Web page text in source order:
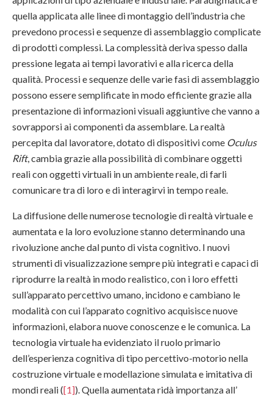
quella applicata alle linee di montaggio dell’industria che
prevedono processi e sequenze di assemblaggio complicate
di prodotti complessi. La complessità deriva spesso dalla
pressione legata ai tempi lavorativi e alla ricerca della
qualità. Processi e sequenze delle varie fasi di assemblaggio
possono essere semplificate in modo efficiente grazie alla
presentazione di informazioni visuali aggiuntive che vanno a
sovrapporsi ai componenti da assemblare. La realtà
percepita dal lavoratore, dotato di dispositivi come Oculus
Rift, cambia grazie alla possibilità di combinare oggetti
reali con oggetti virtuali in un ambiente reale, di farli
comunicare tra di loro e di interagirvi in tempo reale.
La diffusione delle numerose tecnologie di realtà virtuale e
aumentata e la loro evoluzione stanno determinando una
rivoluzione anche dal punto di vista cognitivo. I nuovi
strumenti di visualizzazione sempre più integrati e capaci di
riprodurre la realtà in modo realistico, con i loro effetti
sull’apparato percettivo umano, incidono e cambiano le
modalità con cui l’apparato cognitivo acquisisce nuove
informazioni, elabora nuove conoscenze e le comunica. La
tecnologia virtuale ha evidenziato il ruolo primario
dell’esperienza cognitiva di tipo percettivo-motorio nella
costruzione virtuale e modellazione simulata e imitativa di
mondi reali ([1]). Quella aumentata ridà importanza all’